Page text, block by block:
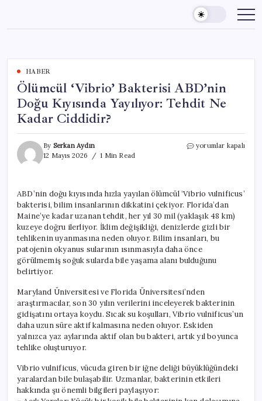
content
HABER
Ölümcül ‘Vibrio’ Bakterisi ABD’nin
Doğu Kıyısında Yayılıyor: Tehdit Ne
Kadar Ciddidir?
By Serkan Aydın
12 Mayıs 2026
1 Min Read
Ölümcül
Kıyısında
Yayılıyor:
Tehdit
Ne
Kadar
Ciddidir?
için
yorumlar kapalı
ABD’nin doğu kıyısında hızla yayılan ölümcül ‘Vibrio vulnificus’
bakterisi, bilim insanlarının dikkatini çekiyor. Florida’dan
Maine’ye kadar uzanan tehdit, her yıl 30 mil (yaklaşık 48 km)
kuzeye doğru ilerliyor. İklim değişikliği, denizlerde gizli bir
tehlikenin uyanmasına neden oluyor. Bilim insanları, bu
patojenin okyanus sularının ısınmasıyla daha önce
görülmemiş soğuk sularda bile yaşama alanı bulduğunu
belirtiyor.
Maryland Üniversitesi ve Florida Üniversitesi’nden
araştırmacılar, son 30 yılın verilerini inceleyerek bakterinin
gidişatını ortaya koydu. Sıcak su koşulları, Vibrio vulnificus’un
daha uzun süre aktif kalmasına neden oluyor. Eskiden
yalnızca yaz aylarında aktif olan bu bakteri, artık yıl boyunca
tehlike oluşturuyor.
Vibrio vulnificus, vücuda giren bir iğne deliği büyüklüğündeki
yaralardan bile bulaşabilir. Uzmanlar, bakterinin etkileri
hakkında şu önemli bilgileri paylaşıyor: